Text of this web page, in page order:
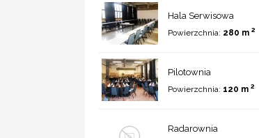
Hala Serwisowa
Powierzchnia: 280 m 2
Pilotownia
Powierzchnia: 120 m 2
Radarownia